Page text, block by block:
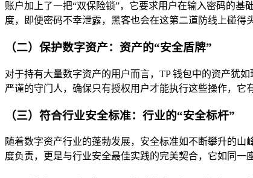
账户加上了一把“双保险锁”，它要求用户在输入密码的
度，即便密码不幸泄露，黑客也会在这第二道防线上碰得
（二）保护数字资产：资产的“安全盾牌”
对于持有大量数字资产的用户而言，TP 钱包中的资产犹
严谨的守门人，确保只有授权用户才能执行这些操作，它
（三）符合行业安全标准：行业的“安全标杆”
随着数字资产行业的蓬勃发展，安全标准如不断攀升的
度负责，更是与行业安全最佳实践的完美契合，它如同一